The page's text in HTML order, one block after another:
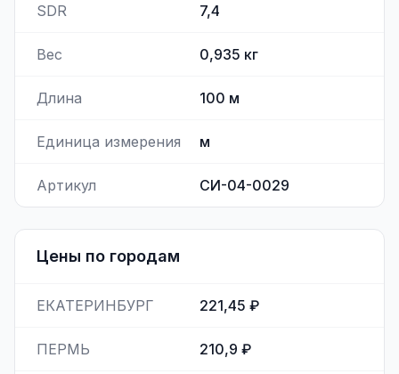
SDR 7,4
Вес 0,935 кг
Длина 100 м
Единица измерения м
Артикул СИ-04-0029
Цены по городам
ЕКАТЕРИНБУРГ 221,45 ₽
ПЕРМЬ 210,9 ₽